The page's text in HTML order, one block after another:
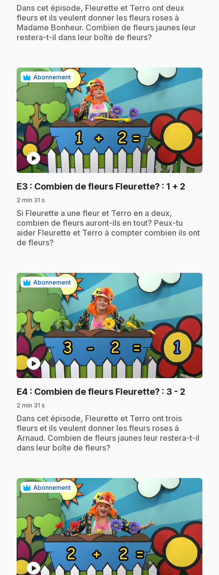
.Dans cet épisode, Fleurette et Terro ont deux
fleurs et ils veulent donner les fleurs roses à
Madame Bonheur. Combien de fleurs jaunes leur
restera-t-il dans leur boîte de fleurs?
Abonnement
play_circle
E3 : Combien de fleurs Fleurette? : 1 + 2
2 min 31 s
.Si Fleurette a une fleur et Terro en a deux,
combien de fleurs auront-ils en tout? Peux-tu
aider Fleurette et Terro à compter combien ils ont
de fleurs?
Abonnement
play_circle
E4 : Combien de fleurs Fleurette? : 3 - 2
2 min 31 s
.Dans cet épisode, Fleurette et Terro ont trois
fleurs et ils veulent donner les fleurs roses à
Arnaud. Combien de fleurs jaunes leur restera-t-il
dans leur boîte de fleurs?
Abonnement
play_circle